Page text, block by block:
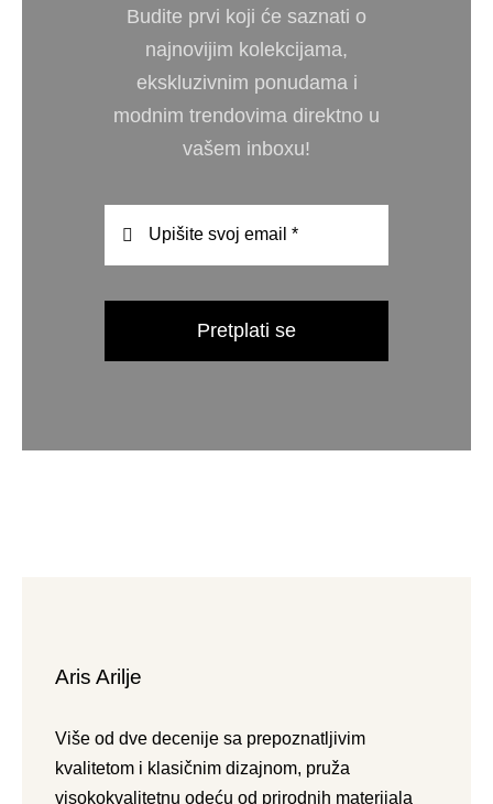
Budite prvi koji će saznati o
najnovijim kolekcijama,
ekskluzivnim ponudama i
modnim trendovima direktno u
vašem inboxu!
Pretplati se
Aris Arilje
Više od dve decenije sa prepoznatljivim
kvalitetom i klasičnim dizajnom, pruža
visokokvalitetnu odeću od prirodnih materijala